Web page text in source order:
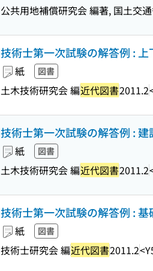
公共用地補償研究会 編著, 国土交
技術士第一次試験の解答例 :
紙 図書
土木技術研究会 編近代図書2011.2
技術士第一次試験の解答例 :
紙 図書
土木技術研究会 編近代図書2011.2
技術士第一次試験の解答例 :
紙 図書
技術士研究会 編近代図書2011.2